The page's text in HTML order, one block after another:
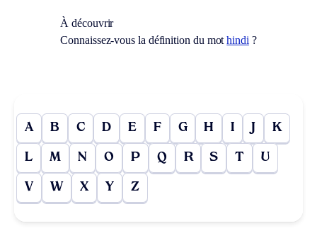
À découvrir
Connaissez-vous la définition du mothindi ?
A B C D E F G H I J K
L M N O P Q R S T U
V W X Y Z